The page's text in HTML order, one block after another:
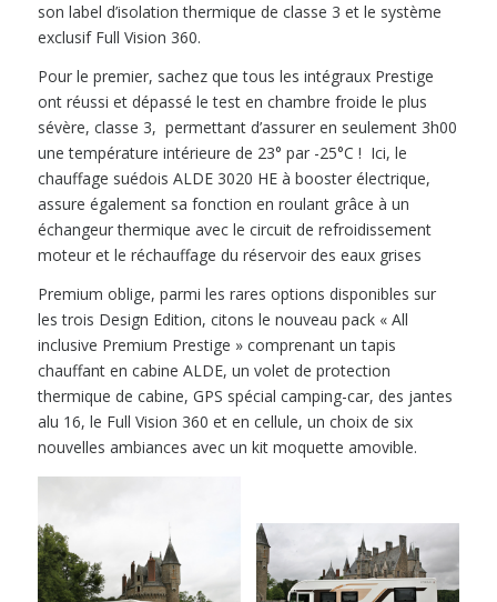
son label d’isolation thermique de classe 3 et le système
exclusif Full Vision 360.
Pour le premier, sachez que tous les intégraux Prestige
ont réussi et dépassé le test en chambre froide le plus
sévère, classe 3, permettant d’assurer en seulement 3h00
une température intérieure de 23° par -25°C ! Ici, le
chauffage suédois ALDE 3020 HE à booster électrique,
assure également sa fonction en roulant grâce à un
échangeur thermique avec le circuit de refroidissement
moteur et le réchauffage du réservoir des eaux grises
Premium oblige, parmi les rares options disponibles sur
les trois Design Edition, citons le nouveau pack « All
inclusive Premium Prestige » comprenant un tapis
chauffant en cabine ALDE, un volet de protection
thermique de cabine, GPS spécial camping-car, des jantes
alu 16, le Full Vision 360 et en cellule, un choix de six
nouvelles ambiances avec un kit moquette amovible.